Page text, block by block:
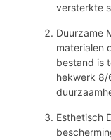
versterkte
Duurzame
materialen
bestand is
hekwerk 8/
Esthetisch